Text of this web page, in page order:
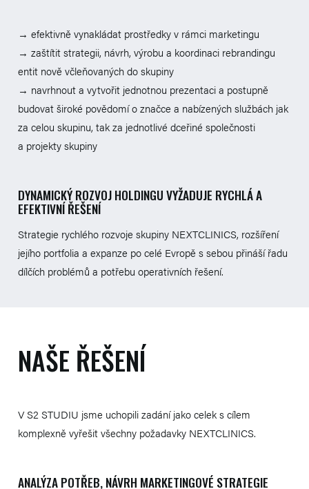
→ efektivně vynakládat prostředky v rámci marketingu
→ zaštítit strategii, návrh, výrobu a koordinaci rebrandingu
entit nově včleňovaných do skupiny
→ navrhnout a vytvořit jednotnou prezentaci a postupně
budovat široké povědomí o značce a nabízených službách jak
za celou skupinu, tak za jednotlivé dceřiné společnosti
a projekty skupiny
DYNAMICKÝ ROZVOJ HOLDINGU VYŽADUJE RYCHLÁ A
EFEKTIVNÍ ŘEŠENÍ
Strategie rychlého rozvoje skupiny NEXTCLINICS, rozšíření
jejího portfolia a expanze po celé Evropě s sebou přináší řadu
dílčích problémů a potřebu operativních řešení.
NAŠE ŘEŠENÍ
V S2 STUDIU jsme uchopili zadání jako celek s cílem
komplexně vyřešit všechny požadavky NEXTCLINICS.
ANALÝZA POTŘEB, NÁVRH MARKETINGOVÉ STRATEGIE